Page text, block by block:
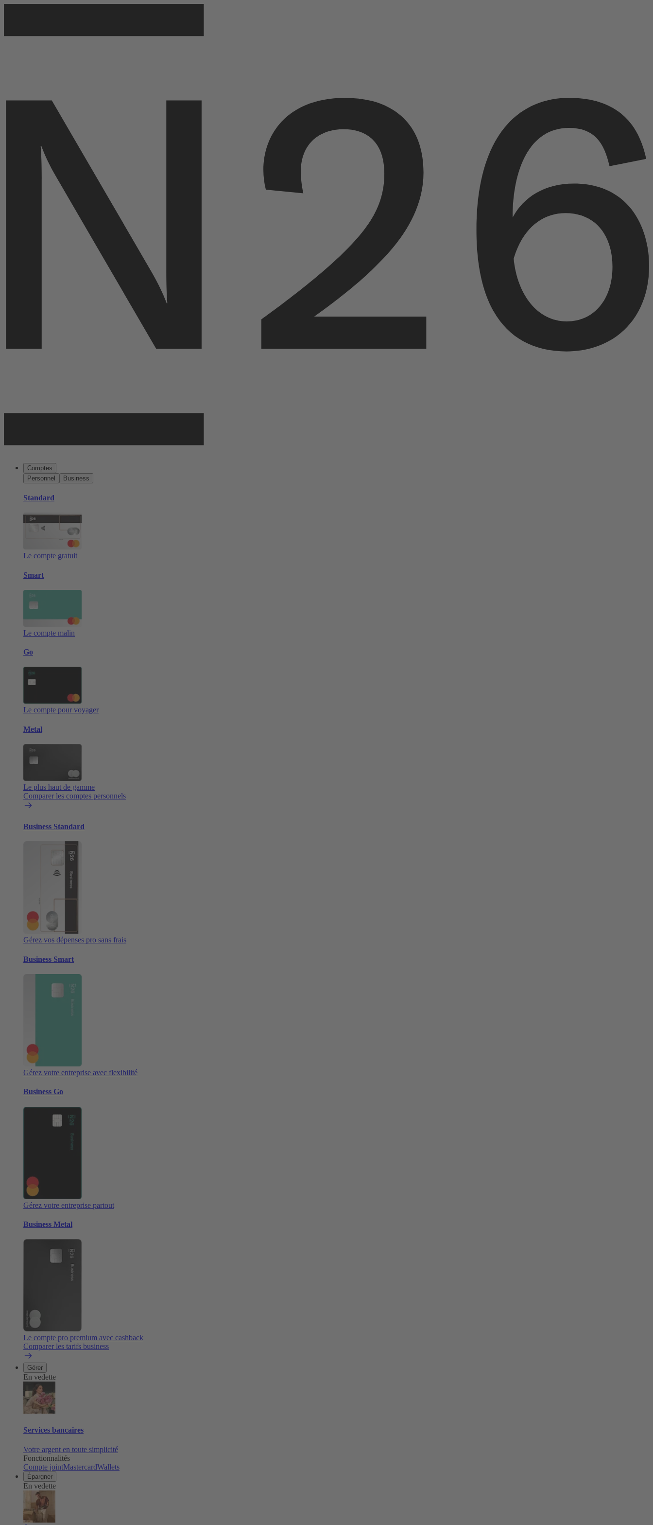
Comptes
Personnel
Business
Standard
Le compte gratuit
Smart
Le compte malin
Go
Le compte pour voyager
Metal
Le plus haut de gamme
Comparer les comptes personnels
Business Standard
Gérez vos dépenses pro sans frais
Business Smart
Gérez votre entreprise avec flexibilité
Business Go
Gérez votre entreprise partout
Business Metal
Le compte pro premium avec cashback
Comparer les tarifs business
Gérer
En vedette
Services bancaires
Votre argent en toute simplicité
Fonctionnalités
Compte jointMastercardWallets
Épargner
En vedette